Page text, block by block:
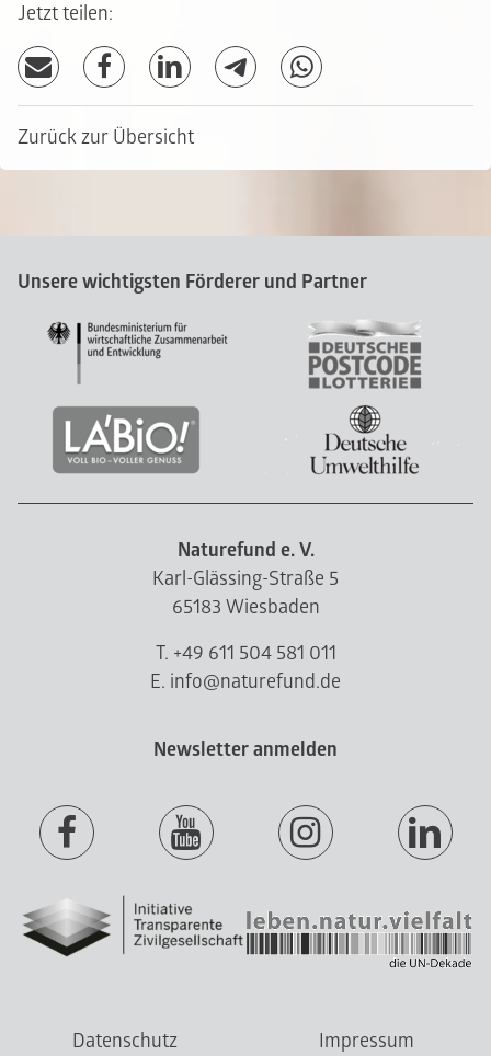
Jetzt teilen:
Zurück zur Übersicht
Unsere wichtigsten Förderer und Partner
Naturefund e. V.
Karl-Glässing-Straße 5
65183 Wiesbaden
T. +49 611 504 581 011
E. info@naturefund.de
Newsletter anmelden
Datenschutz Impressum